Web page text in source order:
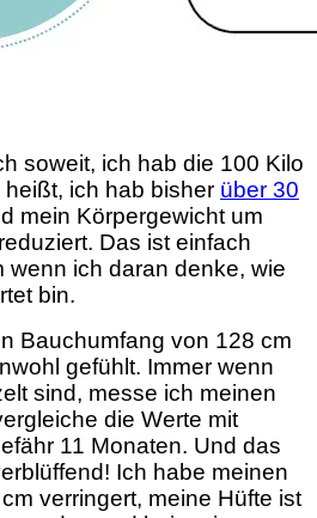
soweit, ich hab die 100 Kilo
ich hab bisher über 30
mein Körpergewicht um
Das ist einfach
wenn ich daran denke, wie
bin.
Bauchumfang von 128 cm
gefühlt. Immer wenn
sind, messe ich meinen
die Werte mit
11 Monaten. Und das
Ich habe meinen
verringert, meine Hüfte ist